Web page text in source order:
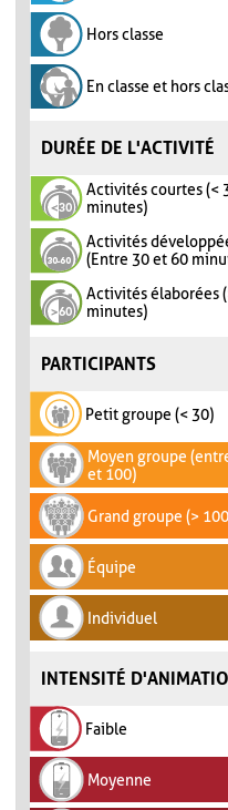
Hors classe
En classe et hors
DURÉE DE L'ACTIVITÉ
Activités courtes (<
minutes)
Activités
(Entre 30 et 60
Activités élaborées
minutes)
PARTICIPANTS
Petit groupe (< 30)
Moyen groupe
et 100)
Grand groupe (>
Équipe
Individuel
INTENSITÉ
Faible
Moyenne